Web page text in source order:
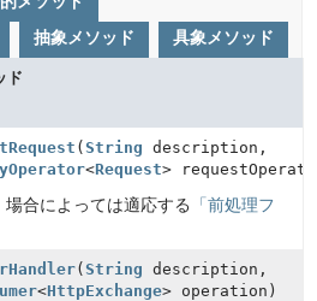
抽象メソッド 具象メソッド
ド
( String description,
<Request>
合によっては適応する
「前処理フ
( String description,
<HttpExchange> operation)